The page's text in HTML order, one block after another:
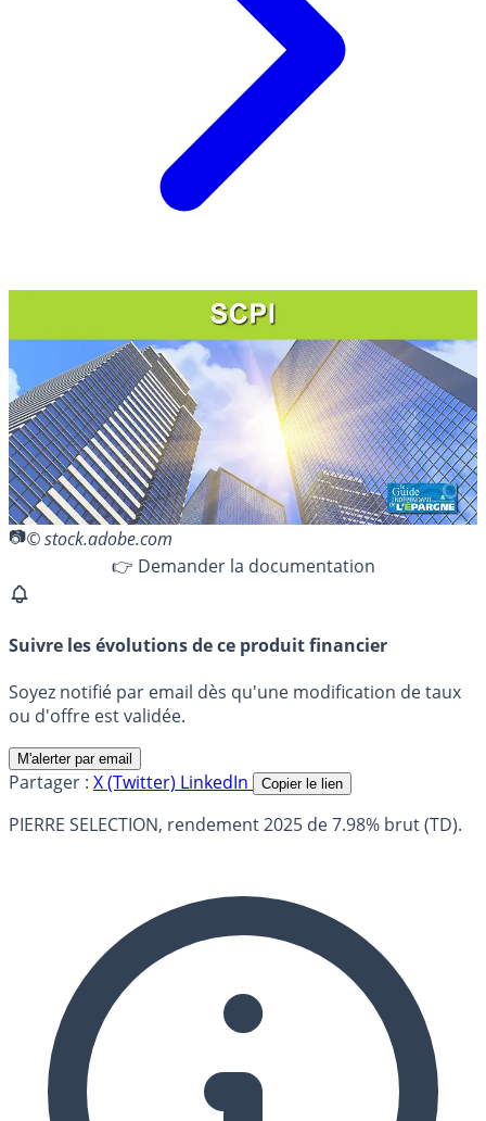
© stock.adobe.com
👉 Demander la documentation
Suivre les évolutions de ce produit financier
Soyez notifié par email dès qu'une modification de taux
ou d'offre est validée.
M'alerter par email
Partager : X (Twitter) LinkedIn Copier le lien
PIERRE SELECTION, rendement 2025 de 7.98% brut (TD).